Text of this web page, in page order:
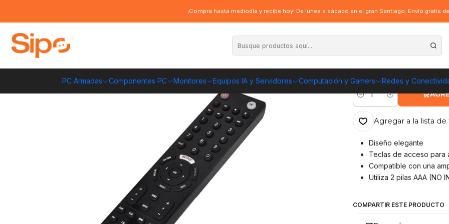
PC Armadas Componentes PC Monitores Equipos IA y Servidores Computación y Gamers Redes y
¡Compra hasta mediodía y recibe hoy! De lunes a sábado en el gran Santiago. Envío gratis
Control Remoto Universal para Smart TV - Black
Control
ENVÍO GRATIS A
Cantidad
Agregar a la lista de
Diseño elegante
Teclas de acceso para
Compatible con una
Utiliza 2 pilas AAA (NO
COMPARTIR ESTE PRODUCTO